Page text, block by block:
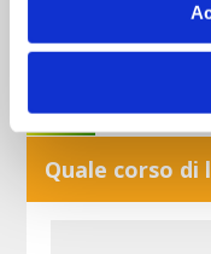
Quale corso di